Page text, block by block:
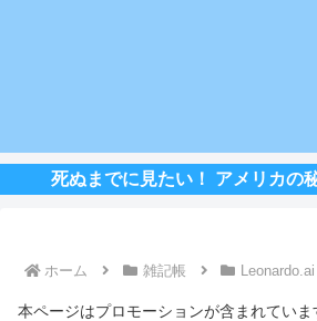
死ぬまでに見たい！ アメリカの
ホーム 雑記帳 Leonardo.ai
本ページはプロモーションが含まれていま